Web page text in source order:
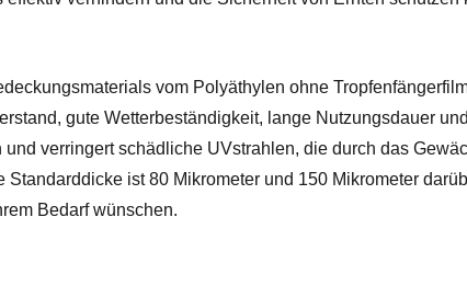
vom Polyäthylen ohne
gute Wetterbeständigkeit, lange Nutzungsdauer
verringert schädliche UVstrahlen, die durch das
ist 80 Mikrometer und 150 Mikrometer
Bedarf wünschen.